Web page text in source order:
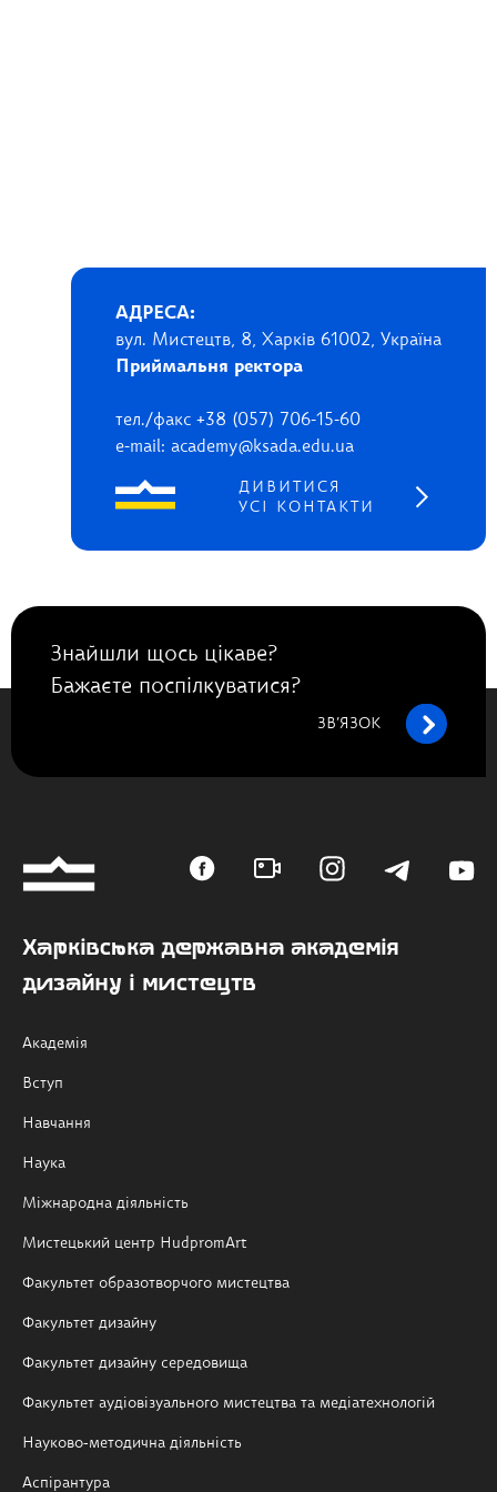
АДРЕСА:
вул. Мистецтв, 8, Харків 61002, Україна
Приймальня ректора
тел./факс +38 (057) 706-15-60
e-mail: academy@ksada.edu.ua
ДИВИТИСЯ
УСІ КОНТАКТИ
Знайшли щось цікаве?
Бажаєте поспілкуватися?
ЗВ’ЯЗОК
Харківська державна академія
дизайну і мистецтв
Академія
Вступ
Навчання
Наука
Міжнародна діяльність
Мистецький центр HudpromArt
Факультет образотворчого мистецтва
Факультет дизайну
Факультет дизайну середовища
Факультет аудіовізуального мистецтва та медіатехнологій
Науково-методична діяльність
Аспірантура